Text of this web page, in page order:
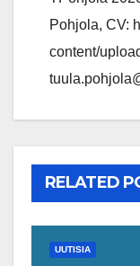
Pohjola, CV:
content/
RELATED
UUTISIA